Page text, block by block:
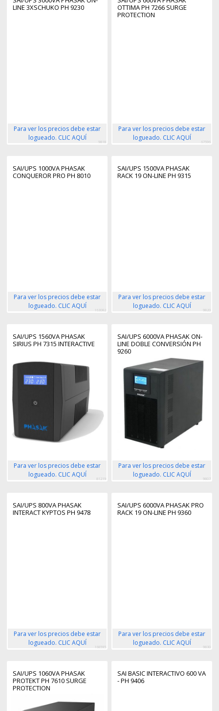
LINE 3XSCHUKO PH 9230
Para ver los precios debe estar
logueado. CLIC AQUÍ
9818
OTTIMA PH 7266 SURGE
PROTECTION
Para ver los precios debe estar
logueado. CLIC AQUÍ
67596
SAI/UPS 1000VA PHASAK
CONQUEROR PRO PH 8010
Para ver los precios debe estar
logueado. CLIC AQUÍ
163082
SAI/UPS 1500VA PHASAK
RACK 19 ON-LINE PH 9315
Para ver los precios debe estar
logueado. CLIC AQUÍ
9820
SAI/UPS 1560VA PHASAK
SIRIUS PH 7315 INTERACTIVE
Para ver los precios debe estar
logueado. CLIC AQUÍ
81219
SAI/UPS 6000VA PHASAK ON-
LINE DOBLE CONVERSIÓN PH
9260
Para ver los precios debe estar
logueado. CLIC AQUÍ
9807
SAI/UPS 800VA PHASAK
INTERACT KYPTOS PH 9478
Para ver los precios debe estar
logueado. CLIC AQUÍ
168595
SAI/UPS 6000VA PHASAK PRO
RACK 19 ON-LINE PH 9360
Para ver los precios debe estar
logueado. CLIC AQUÍ
9830
SAI/UPS 1060VA PHASAK
PROTEKT PH 7610 SURGE
PROTECTION
SAI BASIC INTERACTIVO 600 VA
- PH 9406